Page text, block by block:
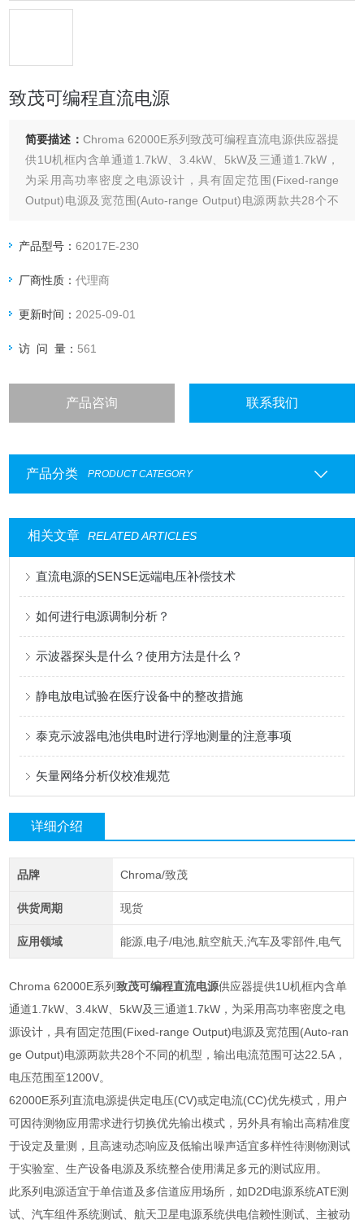
致茂可编程直流电源
简要描述： Chroma 62000E系列致茂可编程直流电源供应器提
供1U机框内含单通道1.7kW、3.4kW、5kW及三通道1.7kW，
为采用高功率密度之电源设计，具有固定范围(Fixed-range
Output)电源及宽范围(Auto-range Output)电源两款共28个不
产品型号：62017E-230
厂商性质：代理商
更新时间： 2025-09-01
访 问 量： 561
产品咨询 联系我们
产品分类 PRODUCT CATEGORY
相关文章 RELATED ARTICLES
直流电源的SENSE远端电压补偿技术
如何进行电源调制分析？
示波器探头是什么？使用方法是什么？
静电放电试验在医疗设备中的整改措施
泰克示波器电池供电时进行浮地测量的注意事项
矢量网络分析仪校准规范
详细介绍
品牌 Chroma/致茂
供货周期 现货
应用领域 能源,电子/电池,航空航天,汽车及零部件,电气
Chroma 62000E系列致茂可编程直流电源供应器提供1U机框内含单
通道1.7kW、3.4kW、5kW及三通道1.7kW，为采用高功率密度之电
源设计，具有固定范围(Fixed-range Output)电源及宽范围(Auto-ran
ge Output)电源两款共28个不同的机型，输出电流范围可达22.5A，
电压范围至1200V。
62000E系列直流电源提供定电压(CV)或定电流(CC)优先模式，用户
可因待测物应用需求进行切换优先输出模式，另外具有输出高精准度
于设定及量测，且高速动态响应及低输出噪声适宜多样性待测物测试
于实验室、生产设备电源及系统整合使用满足多元的测试应用。
此系列电源适宜于单信道及多信道应用场所，如D2D电源系统ATE测
试、汽车组件系统测试、航天卫星电源系统供电信赖性测试、主被动